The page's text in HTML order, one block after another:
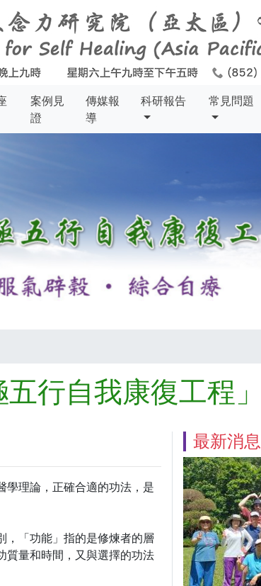
案例見
證
傳媒報
導
科研報告 常見問題
行自我康復工程」
學理論，正確合適的功法，是
，「功能」指的是修煉者的層
質量和時間，又與選擇的功法
最新消息